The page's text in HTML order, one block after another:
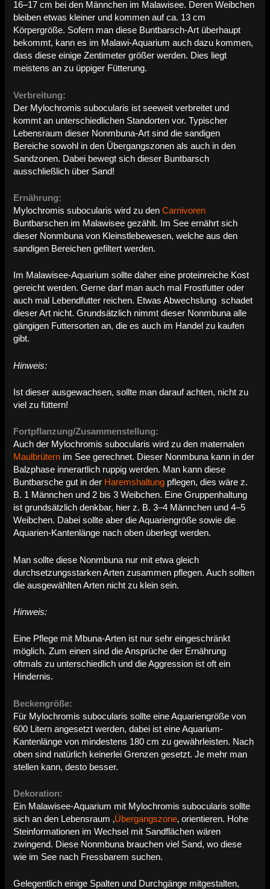
16–17 cm bei den Männchen im Malawisee. Deren Weibchen
bleiben etwas kleiner und kommen auf ca. 13 cm
Körpergröße. Sofern man diese Buntbarsch-Art überhaupt
bekommt, kann es im Malawi-Aquarium auch dazu kommen,
dass diese einige Zentimeter größer werden. Dies liegt
meistens an zu üppiger Fütterung.
Verbreitung:
Der Mylochromis subocularis ist seeweit verbreitet und
kommt an unterschiedlichen Standorten vor. Typischer
Lebensraum dieser Nonmbuna-Art sind die sandigen
Bereiche sowohl in den Übergangszonen als auch in den
Sandzonen. Dabei bewegt sich dieser Buntbarsch
ausschließlich über Sand!
Ernährung:
Mylochromis subocularis wird zu denCarnivoren
Buntbarschen im Malawisee gezählt. Im See ernährt sich
dieser Nonmbuna von Kleinstlebewesen, welche aus den
sandigen Bereichen gefiltert werden.
Im Malawisee-Aquarium sollte daher eine proteinreiche Kost
gereicht werden. Gerne darf man auch mal Frostfutter oder
auch mal Lebendfutter reichen. Etwas Abwechslung schadet
dieser Art nicht. Grundsätzlich nimmt dieser Nonmbuna alle
gängigen Futtersorten an, die es auch im Handel zu kaufen
gibt.
Hinweis:
Ist dieser ausgewachsen, sollte man darauf achten, nicht zu
viel zu füttern!
Fortpflanzung/Zusammenstellung:
Auch der Mylochromis subocularis wird zu den maternalen
Maulbrütern im See gerechnet. Dieser Nonmbuna kann in der
Balzphase innerartlich ruppig werden. Man kann diese
Buntbarsche gut in der Haremshaltung pflegen, dies wäre z.
B. 1 Männchen und 2 bis 3 Weibchen. Eine Gruppenhaltung
ist grundsätzlich denkbar, hier z. B. 3–4 Männchen und 4–5
Weibchen. Dabei sollte aber die Aquariengröße sowie die
Aquarien-Kantenlänge nach oben überlegt werden.
Man sollte diese Nonmbuna nur mit etwa gleich
durchsetzungsstarken Arten zusammen pflegen. Auch sollten
die ausgewählten Arten nicht zu klein sein.
Hinweis:
Eine Pflege mit Mbuna-Arten ist nur sehr eingeschränkt
möglich. Zum einen sind die Ansprüche der Ernährung
oftmals zu unterschiedlich und die Aggression ist oft ein
Hindernis.
Beckengröße:
Für Mylochromis subocularis sollte eine Aquariengröße von
600 Litern angesetzt werden, dabei ist eine Aquarium-
Kantenlänge von mindestens 180 cm zu gewährleisten. Nach
oben sind natürlich keinerlei Grenzen gesetzt. Je mehr man
stellen kann, desto besser.
Dekoration:
Ein Malawisee-Aquarium mit Mylochromis subocularis sollte
sich an den Lebensraum ‚Übergangszone‚ orientieren. Hohe
Steinformationen im Wechsel mit Sandflächen wären
zwingend. Diese Nonmbuna brauchen viel Sand, wo diese
wie im See nach Fressbarem suchen.
Gelegentlich einige Spalten und Durchgänge mitgestalten,